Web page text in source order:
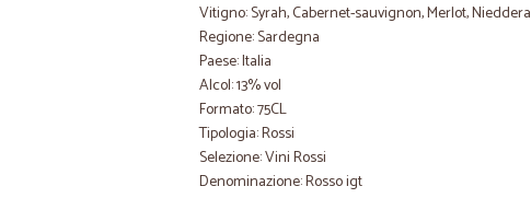
Vitigno: Syrah, Cabernet-sauvignon, Merlot, Nieddera
Regione: Sardegna
Paese: Italia
Alcol: 13% vol
Formato: 75CL
Tipologia: Rossi
Selezione: Vini Rossi
Denominazione: Rosso igt